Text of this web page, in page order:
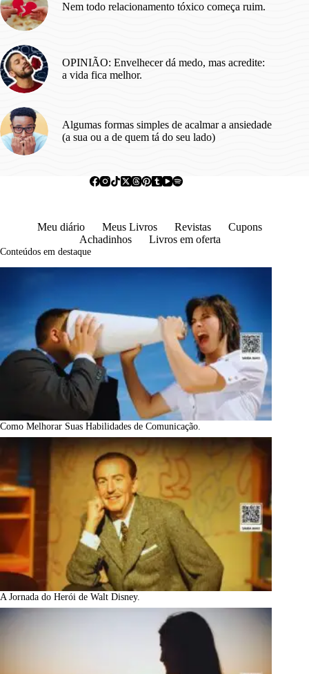
Nem todo relacionamento tóxico começa ruim.
OPINIÃO: Envelhecer dá medo, mas acredite:
a vida fica melhor.
Algumas formas simples de acalmar a ansiedade
(a sua ou a de quem tá do seu lado)
Meu diário Meus Livros Revistas
Cupons
Achadinhos
Livros em oferta
Conteúdos em destaque
Como Melhorar Suas Habilidades de Comunicação.
A Jornada do Herói de Walt Disney.